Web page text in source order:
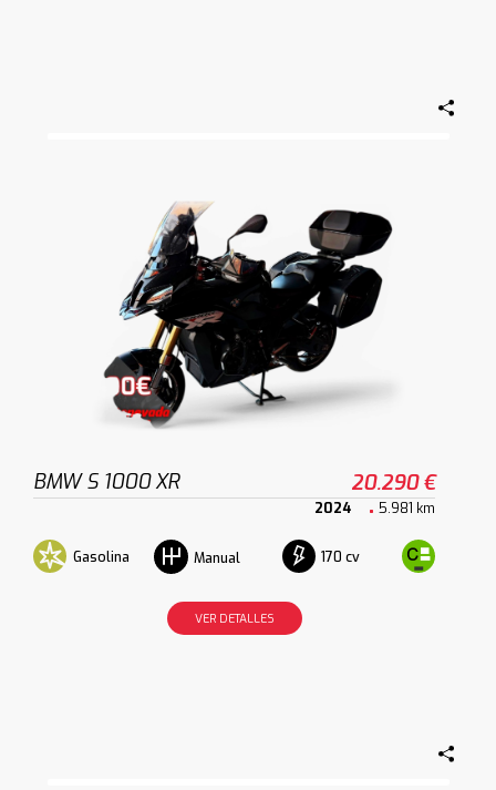
BMW S 1000 XR 20.290 €
2024 5.981 km
Gasolina Manual 170 cv
VER DETALLES